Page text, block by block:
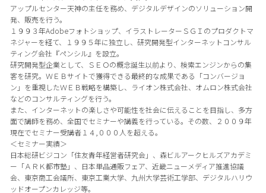
アップルセンター天神の主任を務め、デジタルデザインのソリューション開
発、販売を行う。
１９９３年Adobeフォトショップ、イラストレーターＳＧＩのプロダクトマ
ネジャーを経て、１９９５年に独立し、研究開発型インターネットコンサル
ティング会社『ペンシル』を設立。
研究開発型企業として、ＳＥＯの概念誕生以前より、検索エンジンからの集
客を研究。ＷＥＢサイトで獲得できる最終的な成果である「コンバージョ
ン」を重視したＷＥＢ戦略を構築し、ライオン株式会社、オムロン株式会社
などのコンサルティングを行う。
また、インターネットの楽しさや可能性を社会に伝えることを目指し、多方
面で講師を務め、全国でセミナーや講義を行っている。その数、２００９年
現在でセミナー受講者１４,０００人を超える。
＜セミナー実績＞
日本総研ビジコン「住友青年経営者研究会」、森ビルアークヒルズアカデミ
ー「ＡＲＫ都市塾」、日本単品通販フェア、近畿ニューメディア推進協議
会、東京商工会議所、東京工業大学、九州大学芸術工学部、デジタルハリウ
ッドオープンカレッジ等。